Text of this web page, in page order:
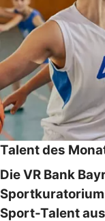
Talent des
Die VR Bank
Sport-Talent